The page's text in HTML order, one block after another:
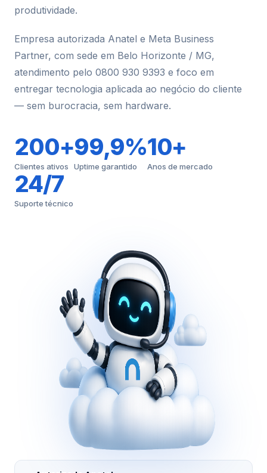
produtividade.
Empresa autorizada Anatel e Meta Business
Partner, com sede em Belo Horizonte / MG,
atendimento pelo 0800 930 9393 e foco em
entregar tecnologia aplicada ao negócio do cliente
— sem burocracia, sem hardware.
200+
Clientes ativos
99,9%
Uptime garantido
10+
Anos de mercado
24/7
Suporte técnico